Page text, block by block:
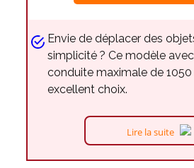
Envie de déplacer des
simplicité ? Ce modèle
conduite maximale de
excellent choix.
Lire la suite